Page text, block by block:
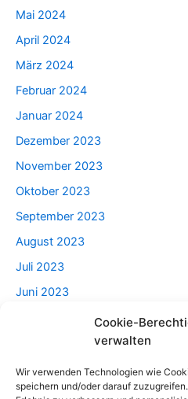
Cookie-
verwalten
Wir verwenden Technologien wie
speichern und/oder darauf
Mai 2024
April 2024
März 2024
Februar 2024
Januar 2024
Dezember 2023
November 2023
Oktober 2023
September 2023
August 2023
Juli 2023
Juni 2023